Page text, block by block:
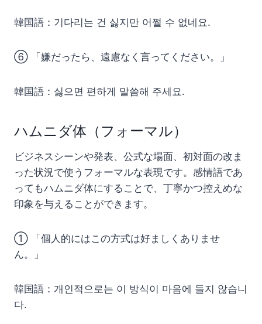
韓国語：기다리는 건 싫지만 어쩔 수 없네요.
⑥ 「嫌だったら、遠慮なく言ってください。」
韓国語：싫으면 편하게 말씀해 주세요.
ハムニダ体（フォーマル）
ビジネスシーンや発表、公式な場面、初対面の改ま
った状況で使うフォーマルな表現です。感情語であ
ってもハムニダ体にすることで、丁寧かつ控えめな
印象を与えることができます。
① 「個人的にはこの方式は好ましくありませ
ん。」
韓国語：개인적으로는 이 방식이 마음에 들지 않습니
다.